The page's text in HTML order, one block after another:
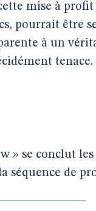
mise à profit
pourrait être
à un
tenace.
» se conclut
séquence de